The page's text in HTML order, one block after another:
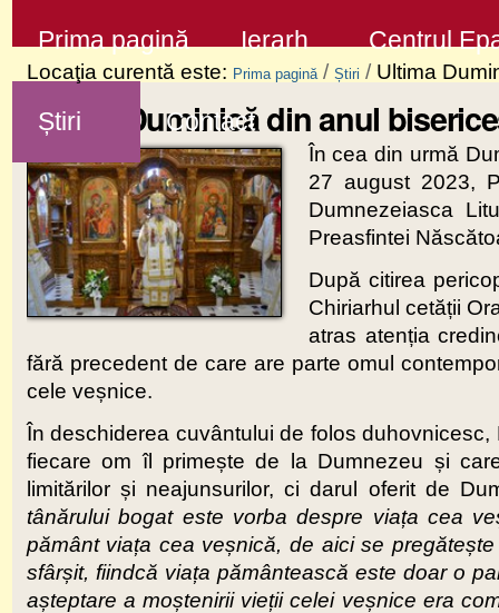
la
conţinut
Sari
la
navigare
Prima pagină Ierarh Centrul
Știri Contact
Locaţia curentă este: Prima pagină / Știri / Ultima
Ultima Duminică din anul
În cea din urmă
27 august 2023,
Dumnezeiasca
Preasfintei
După citirea
Chiriarhul cetății
atras atenția
fără precedent de care are parte omul
cele veșnice.
În deschiderea cuvântului de folos
fiecare om îl primește de la Dumnezeu și
limitărilor și neajunsurilor, ci darul oferit de
tânărului bogat este vorba despre viața cea
pământ viața cea veșnică, de aici se
sfârșit, fiindcă viața pământească este doar o
așteptare a moștenirii vieții celei veșnice era